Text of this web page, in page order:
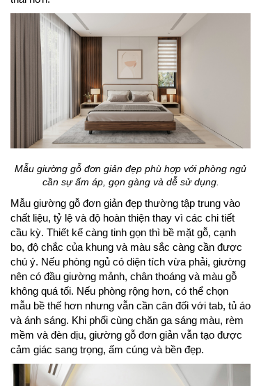
Mẫu giường gỗ đơn giản đẹp phù hợp với phòng ngủ
cần sự ấm áp, gọn gàng và dễ sử dụng.
Mẫu giường gỗ đơn giản đẹp thường tập trung vào
chất liệu, tỷ lệ và độ hoàn thiện thay vì các chi tiết
cầu kỳ. Thiết kế càng tinh gọn thì bề mặt gỗ, cạnh
bo, độ chắc của khung và màu sắc càng cần được
chú ý. Nếu phòng ngủ có diện tích vừa phải, giường
nên có đầu giường mảnh, chân thoáng và màu gỗ
không quá tối. Nếu phòng rộng hơn, có thể chọn
mẫu bề thế hơn nhưng vẫn cần cân đối với tab, tủ áo
và ánh sáng. Khi phối cùng chăn ga sáng màu, rèm
mềm và đèn dịu, giường gỗ đơn giản vẫn tạo được
cảm giác sang trọng, ấm cúng và bền đẹp.